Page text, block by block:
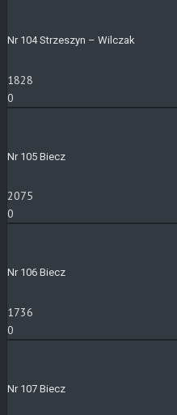
Nr 104 Strzeszyn – Wilczak
1828
0
Nr 105 Biecz
2075
0
Nr 106 Biecz
1736
0
Nr 107 Biecz